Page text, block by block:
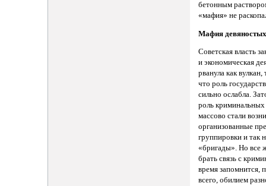
бетонным
«мафия» не
Мафия
Советская власть
и экономическая
рванула как вулкан,
что роль
сильно ослабла.
роль криминальных
массово стали
организованные
группировки и так
«бригады». Но все
брать связь с
время запомнится,
всего, обилием